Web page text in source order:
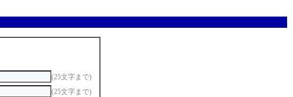
(25文字まで)
(25文字まで)